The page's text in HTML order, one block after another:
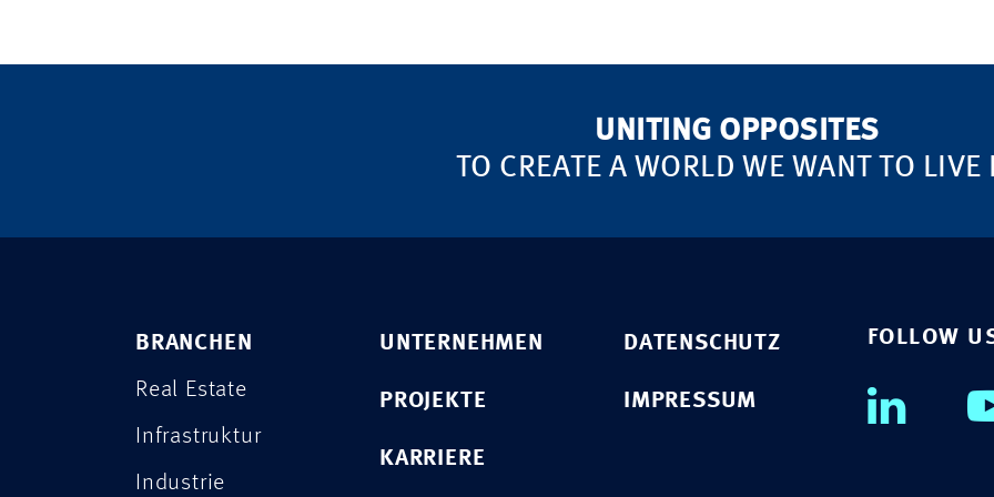
UNITING OPPOSITES
TO CREATE A WORLD WE WANT TO LIVE
BRANCHEN
Real Estate
Infrastruktur
Industrie
UNTERNEHMEN
PROJEKTE
KARRIERE
DATENSCHUTZ
IMPRESSUM
FOLLOW